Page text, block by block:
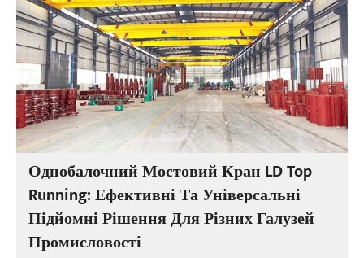
Однобалочний Мостовий Кран LD Top
Running: Ефективні Та Універсальні
Підйомні Рішення Для Різних Галузей
Промисловості